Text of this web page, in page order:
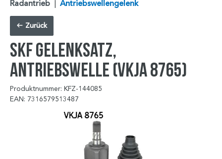
Radantrieb | Antriebswellengelenk
Zurück
SKF Gelenksatz,
Antriebswelle (VKJA 8765)
Produktnummer: KFZ-144085
EAN: 7316579513487